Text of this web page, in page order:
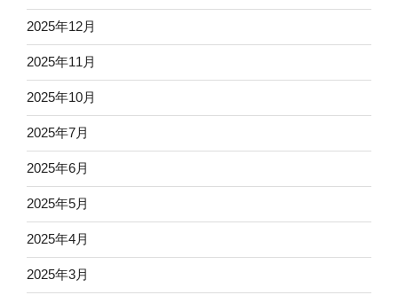
2025年12月
2025年11月
2025年10月
2025年7月
2025年6月
2025年5月
2025年4月
2025年3月